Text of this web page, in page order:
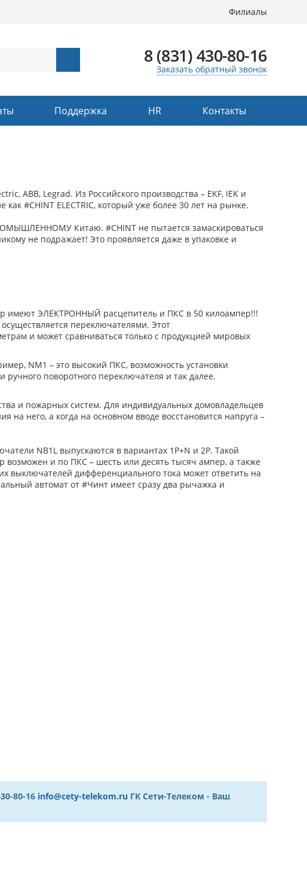
Филиалы
8 (831) 430-80-16
Заказать обратный звонок
Поддержка HR Контакты
АВВ, Legrad. Из Российского производства – EKF, IEK и
#CHINT ELECTRIC, который уже более 30 лет на рынке.
Китаю. #CHINT не пытается замаскироваться
не подражает! Это проявляется даже в упаковке и
имеют ЭЛЕКТРОННЫЙ расцепитель и ПКС в 50 килоампер!!!
переключателями. Этот
и может сравниваться только с продукцией мировых
NM1 – это высокий ПКС, возможность установки
поворотного переключателя и так далее.
и пожарных систем. Для индивидуальных домовладельцев
него, а когда на основном вводе восстановится напруга –
NB1L выпускаются в вариантах 1P+N и 2P. Такой
и по ПКС – шесть или десять тысяч ампер, а также
выключателей дифференциального тока может ответить на
автомат от #Чинт имеет сразу два рычажка и
80-16 info@cety-telekom.ru ГК Сети-Телеком - Ваш